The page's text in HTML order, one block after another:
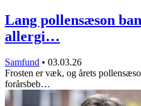
Lang pollensæson
allergi…
Samfund • 03.03.26
Frosten er væk, og årets
forårsbeb…